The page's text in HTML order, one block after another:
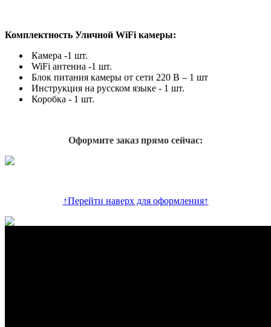
Комплектность Уличной WiFi камеры:
Камера -1 шт.
WiFi антенна -1 шт.
Блок питания камеры от сети 220 В – 1 шт
Инструкция на русском языке - 1 шт.
Коробка - 1 шт.
Оформите заказ прямо сейчас:
↑Перейти наверх для оформления↑